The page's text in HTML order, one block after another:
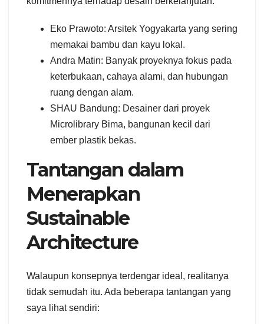
Eko Prawoto: Arsitek Yogyakarta yang sering
memakai bambu dan kayu lokal.
Andra Matin: Banyak proyeknya fokus pada
keterbukaan, cahaya alami, dan hubungan
ruang dengan alam.
SHAU Bandung: Desainer dari proyek
Microlibrary Bima, bangunan kecil dari
ember plastik bekas.
Tantangan dalam
Menerapkan
Sustainable
Architecture
Walaupun konsepnya terdengar ideal, realitanya
tidak semudah itu. Ada beberapa tantangan yang
saya lihat sendiri: